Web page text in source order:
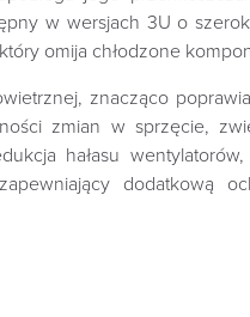
w wersjach 3U o
omija chłodzone
znacząco
zmian w sprzęcie,
hałasu
dodatkową